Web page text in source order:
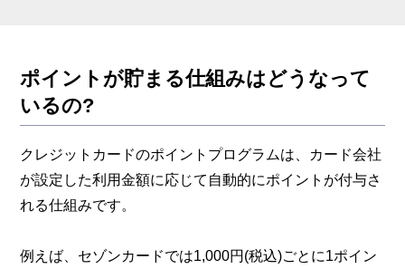
ポイントが貯まる仕組みはどうなって
いるの?
クレジットカードのポイントプログラムは、カード会社
が設定した利用金額に応じて自動的にポイントが付与さ
れる仕組みです。
例えば、セゾンカードでは1,000円(税込)ごとに1ポイン